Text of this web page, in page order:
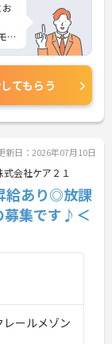
チ
☆
てもらう
新日：2026年07月10日
式会社ケア２１
給あり◎放課
募集です♪＜
ールメゾン